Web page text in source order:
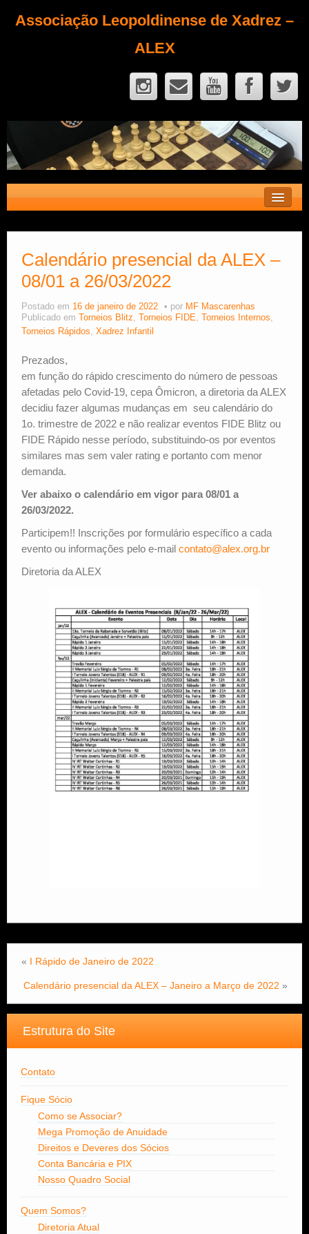
Associação Leopoldinense de Xadrez –
ALEX
Fique Sócio
Quem Somos?
Calendário
Estude Xadrez
Calendário presencial da ALEX –
08/01 a 26/03/2022
Postado em 16 de janeiro de 2022 por MF Mascarenhas
Publicado em
Torneios Blitz, Torneios FIDE, Torneios Internos,
Torneios Rápidos, Xadrez Infantil
Prezados,
em função do rápido crescimento do número de pessoas
afetadas pelo Covid-19, cepa Ômicron, a diretoria da ALEX
decidiu fazer algumas mudanças em seu calendário do
1o. trimestre de 2022 e não realizar eventos FIDE Blitz ou
FIDE Rápido nesse período, substituindo-os por eventos
similares mas sem valer rating e portanto com menor
demanda.
Ver abaixo o calendário em vigor para 08/01 a
26/03/2022.
Participem!! Inscrições por formulário específico a cada
evento ou informações pelo e-mail contato@alex.org.br
Diretoria da ALEX
« I Rápido de Janeiro de 2022
Calendário presencial da ALEX – Janeiro a Março de 2022 »
Estrutura do Site
Contato
Fique Sócio
Como se Associar?
Mega Promoção de Anuidade
Direitos e Deveres dos Sócios
Conta Bancária e PIX
Nosso Quadro Social
Quem Somos?
Diretoria Atual